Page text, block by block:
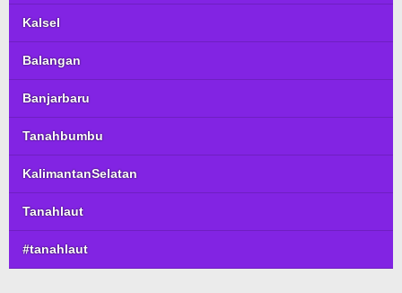
Kalsel
Balangan
Banjarbaru
Tanahbumbu
KalimantanSelatan
Tanahlaut
#tanahlaut